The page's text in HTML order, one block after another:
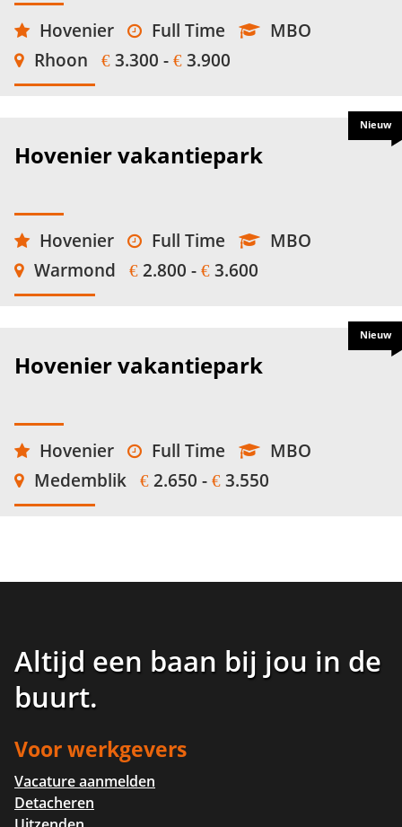
Hovenier Full Time
MBO
Rhoon
€ 3.300 - € 3.900
Hovenier vakantiepark
Hovenier Full Time
MBO
Warmond
€ 2.800 - € 3.600
Nieuw
Hovenier vakantiepark
Hovenier Full Time
MBO
Medemblik
€ 2.650 - € 3.550
Nieuw
Altijd een baan bij jou in de
buurt.
Voor werkgevers
Vacature aanmelden
Detacheren